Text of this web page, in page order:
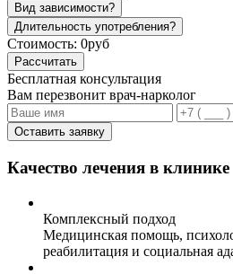
Вид зависимости?
Длительность употребления?
Стоимость: 0руб
Рассчитать
Бесплатная консультация
Вам перезвонит врач-нарколог
Оставить заявку
Качество лечения в клинике
Комплексный подход
Медицинская помощь,
реабилитация и социальная